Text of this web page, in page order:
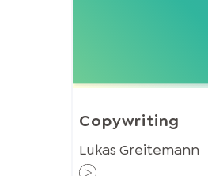
Copywriting
Lukas Greitemann